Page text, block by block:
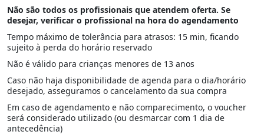
Não são todos os profissionais que atendem oferta. Se
desejar, verificar o profissional na hora do agendamento
Tempo máximo de tolerância para atrasos: 15 min, ficando
sujeito à perda do horário reservado
Não é válido para crianças menores de 13 anos
Caso não haja disponibilidade de agenda para o dia/horário
desejado, asseguramos o cancelamento da sua compra
Em caso de agendamento e não comparecimento, o voucher
será considerado utilizado (ou desmarcar com 1 dia de
antecedência)